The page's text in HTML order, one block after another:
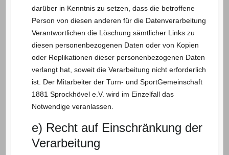
darüber in Kenntnis zu setzen, dass die betroffene
Person von diesen anderen für die Datenverarbeitung
Verantwortlichen die Löschung sämtlicher Links zu
diesen personenbezogenen Daten oder von Kopien
oder Replikationen dieser personenbezogenen Daten
verlangt hat, soweit die Verarbeitung nicht erforderlich
ist. Der Mitarbeiter der Turn- und SportGemeinschaft
1881 Sprockhövel e.V. wird im Einzelfall das
Notwendige veranlassen.
e) Recht auf Einschränkung der
Verarbeitung